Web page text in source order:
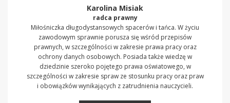
Karolina Misiak
radca prawny
Miłośniczka długodystansowych spacerów i tańca. W życiu
zawodowym sprawnie porusza się wśród przepisów
prawnych, w szczególności w zakresie prawa pracy oraz
ochrony danych osobowych. Posiada także wiedzę w
dziedzinie szeroko pojętego prawa oświatowego, w
szczególności w zakresie spraw ze stosunku pracy oraz praw
i obowiązków wynikających z zatrudnienia nauczycieli.